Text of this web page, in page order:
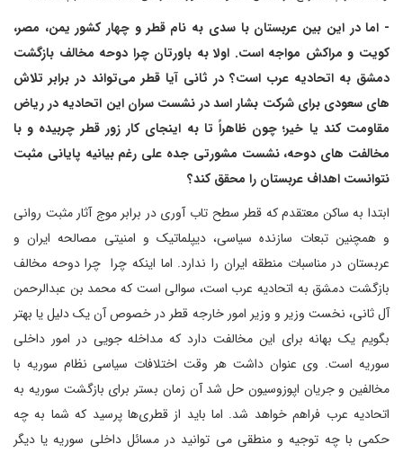
- اما در این بین عربستان با سدی به نام قطر و چهار کشور یمن، مصر،
کویت و مراکش مواجه است. اولا به باورتان چرا دوحه مخالف بازگشت
دمشق به اتحادیه عرب است؟ در ثانی آیا قطر می‌تواند در برابر تلاش
های سعودی برای شرکت بشار اسد در نشست سران این اتحادیه در ریاض
مقاومت کند یا خیر؛ چون ظاهراً تا به اینجای کار زور قطر چربیده و با
مخالفت های دوحه، نشست مشورتی جده علی رغم بیانیه پایانی مثبت
نتوانست اهداف عربستان را محقق کند؟
ابتدا به ساکن معتقدم که قطر سطح تاب آوری در برابر موج آثار مثبت روانی
و همچنین تبعات سازنده سیاسی، دیپلماتیک و امنیتی مصالحه ایران و
عربستان در مناسبات منطقه ایران را ندارد. اما اینکه چرا چرا دوحه مخالف
بازگشت دمشق به اتحادیه عرب است، سوالی است که محمد بن عبدالرحمن
آل ثانی، نخست وزیر و وزیر امور خارجه قطر در خصوص آن یک دلیل یا بهتر
بگویم یک بهانه برای این مخالفت دارد که مداخله جویی در امور داخلی
سوریه است. وی عنوان داشت هر وقت اختلافات سیاسی نظام سوریه با
مخالفین و جریان اپوزوسیون حل شد آن زمان بستر برای بازگشت سوریه به
اتحادیه عرب فراهم خواهد شد. اما باید از قطری‌ها پرسید که شما به چه
حکمی با چه توجیه و منطقی می توانید در مسائل داخلی سوریه یا دیگر